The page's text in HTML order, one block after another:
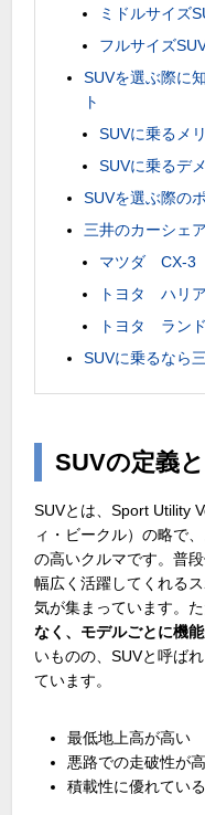
ミドルサイズ
フルサイズ
SUVを選ぶ際に
ト
SUVに乗るメ
SUVに乗るデ
SUVを選ぶ際の
三井のカーシェ
マツダ CX-3
トヨタ ハリ
トヨタ ラン
SUVに乗るなら
SUVの定義
SUVとは、Sport Utility
ィ・ビークル）の略で
の高いクルマです。普
幅広く活躍してくれる
気が集まっています。た
なく、モデルごとに機
いものの、SUVと呼ば
ています。
最低地上高が高い
悪路での走破性が
積載性に優れている